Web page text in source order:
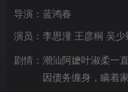
导演： 蓝鸿春
演员： 李思潼 王彦桐 吴少
剧情： 潮汕阿嬷叶淑柔一
因债务缠身，瞒着家